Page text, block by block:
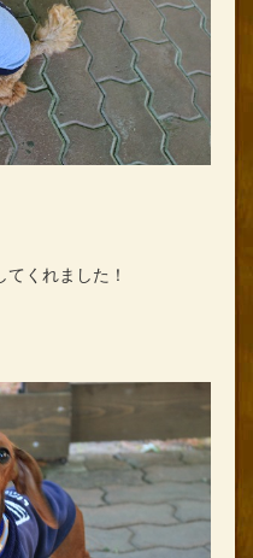
くれました！